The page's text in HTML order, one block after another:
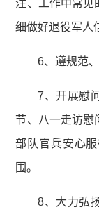
注、工作中常见
细做好退役军人
6、遵规范
7、开展慰
节、八一走访慰
部队官兵安心
围。
8、大力弘